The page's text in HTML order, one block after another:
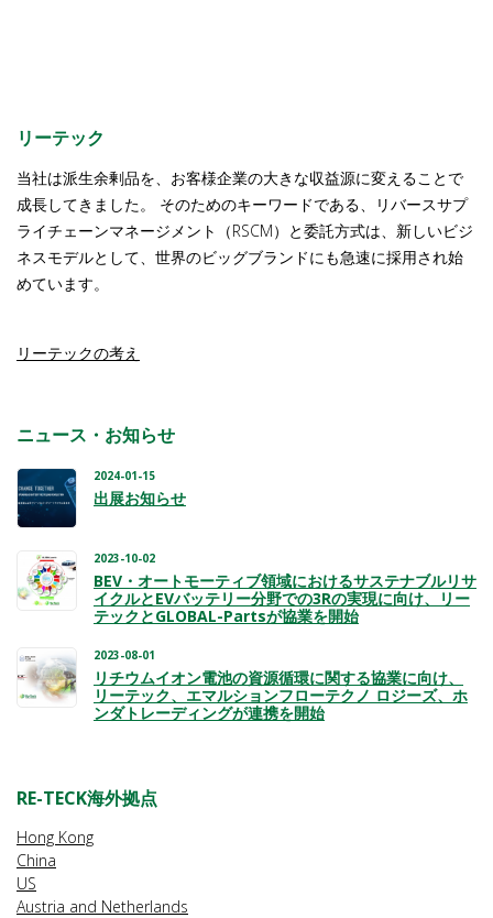
リーテック
当社は派生余剰品を、お客様企業の大きな収益源に変えることで
成長してきました。 そのためのキーワードである、リバースサプ
ライチェーンマネージメント（RSCM）と委託方式は、新しいビジ
ネスモデルとして、世界のビッグブランドにも急速に採用され始
めています。
リーテックの考え
ニュース・お知らせ
2024-01-15
出展お知らせ
2023-10-02
BEV・オートモーティブ領域におけるサステナブルリサ
イクルとEVバッテリー分野での3Rの実現に向け、リー
テックとGLOBAL-Partsが協業を開始
2023-08-01
リチウムイオン電池の資源循環に関する協業に向け、
リーテック、エマルションフローテクノ ロジーズ、ホ
ンダトレーディングが連携を開始
RE-TECK海外拠点
Hong Kong
China
US
Austria and Netherlands